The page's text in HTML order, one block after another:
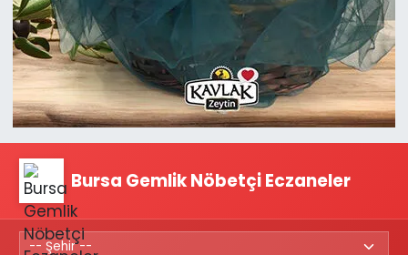
Bursa Gemlik Nöbetçi Eczaneler